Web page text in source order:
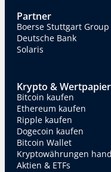
Partner
Boerse Stuttgart Group
Deutsche Bank
Solaris
Krypto &
Bitcoin kaufen
Ethereum kaufen
Ripple kaufen
Dogecoin kaufen
Bitcoin Wallet
Kryptowährungen
Aktien & ETFs